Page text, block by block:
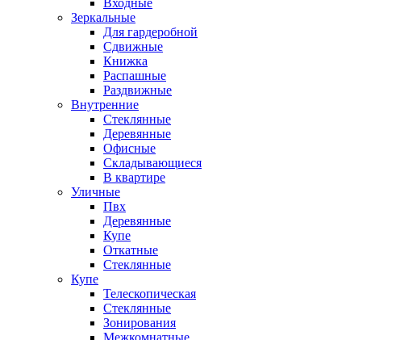
Входные
Зеркальные
Для гардеробной
Сдвижные
Книжка
Распашные
Раздвижные
Внутренние
Стеклянные
Деревянные
Офисные
Складывающиеся
В квартире
Уличные
Пвх
Деревянные
Купе
Откатные
Стеклянные
Купе
Телескопическая
Стеклянные
Зонирования
Межкомнатные